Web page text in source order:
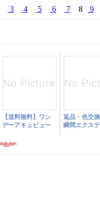
3 4 5 6 7 8 9